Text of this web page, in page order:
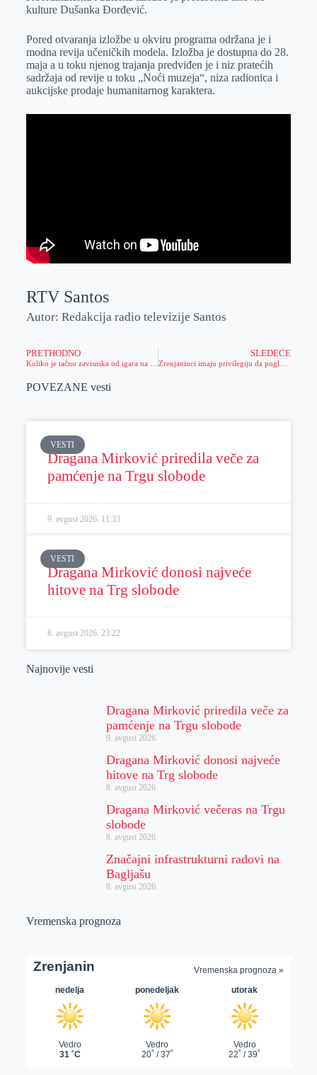
kulture Dušanka Đorđević.
Pored otvaranja izložbe u okviru programa održana je i
modna revija učeničkih modela. Izložba je dostupna do 28.
maja a u toku njenog trajanja predviđen je i niz pratećih
sadržaja od revije u toku „Noći muzeja“, niza radionica i
aukcijske prodaje humanitarnog karaktera.
RTV Santos
Autor: Redakcija radio televizije Santos
PRETHODNO SLEDEĆE
POVEZANE vesti
VESTI
Dragana Mirković priredila veče za
pamćenje na Trgu slobode
9. avgust 2026. 11:33
VESTI
Dragana Mirković donosi najveće
hitove na Trg slobode
8. avgust 2026. 23:22
Najnovije vesti
Dragana Mirković priredila veče za
pamćenje na Trgu slobode
9. avgust 2026.
Dragana Mirković donosi najveće
hitove na Trg slobode
8. avgust 2026.
Dragana Mirković večeras na Trgu
slobode
8. avgust 2026.
Značajni infrastrukturni radovi na
Bagljašu
8. avgust 2026.
Vremenska prognoza